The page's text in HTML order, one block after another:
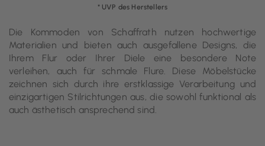
* UVP des Herstellers
Die Kommoden von Schaffrath nutzen hochwertige
Materialien und bieten auch ausgefallene Designs, die
Ihrem Flur oder Ihrer Diele eine besondere Note
verleihen, auch für schmale Flure. Diese Möbelstücke
zeichnen sich durch ihre erstklassige Verarbeitung und
einzigartigen Stilrichtungen aus, die sowohl funktional als
auch ästhetisch ansprechend sind.